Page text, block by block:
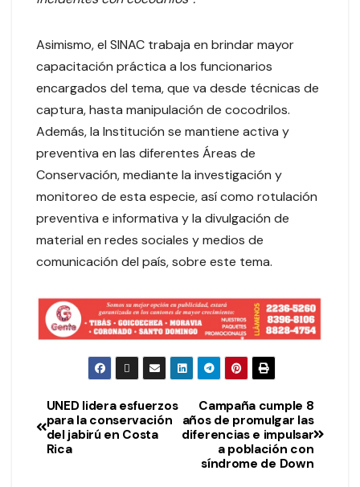
Asimismo, el SINAC trabaja en brindar mayor
capacitación práctica a los funcionarios
encargados del tema, que va desde técnicas de
captura, hasta manipulación de cocodrilos.
Además, la Institución se mantiene activa y
preventiva en las diferentes Áreas de
Conservación, mediante la investigación y
monitoreo de esta especie, así como rotulación
preventiva e informativa y la divulgación de
material en redes sociales y medios de
comunicación del país, sobre este tema.
Campaña cumple 8
años de promulgar las
diferencias e impulsar
a población con
síndrome de Down
UNED lidera esfuerzos
para la conservación
del jabirú en Costa
Rica